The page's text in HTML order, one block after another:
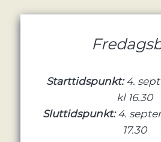
Starttidspunkt:4.
kl 16.30
Sluttidspunkt:4.
17.30